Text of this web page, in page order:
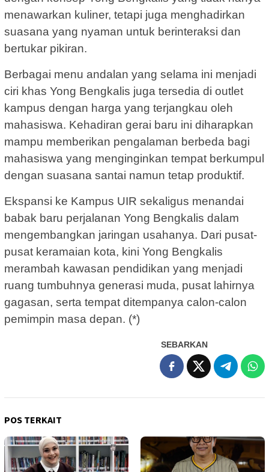
menawarkan kuliner, tetapi juga menghadirkan
suasana yang nyaman untuk berinteraksi dan
bertukar pikiran.
Berbagai menu andalan yang selama ini menjadi
ciri khas Yong Bengkalis juga tersedia di outlet
kampus dengan harga yang terjangkau oleh
mahasiswa. Kehadiran gerai baru ini diharapkan
mampu memberikan pengalaman berbeda bagi
mahasiswa yang menginginkan tempat berkumpul
dengan suasana santai namun tetap produktif.
Ekspansi ke Kampus UIR sekaligus menandai
babak baru perjalanan Yong Bengkalis dalam
mengembangkan jaringan usahanya. Dari pusat-
pusat keramaian kota, kini Yong Bengkalis
merambah kawasan pendidikan yang menjadi
ruang tumbuhnya generasi muda, pusat lahirnya
gagasan, serta tempat ditempanya calon-calon
pemimpin masa depan. (*)
SEBARKAN
POS TERKAIT